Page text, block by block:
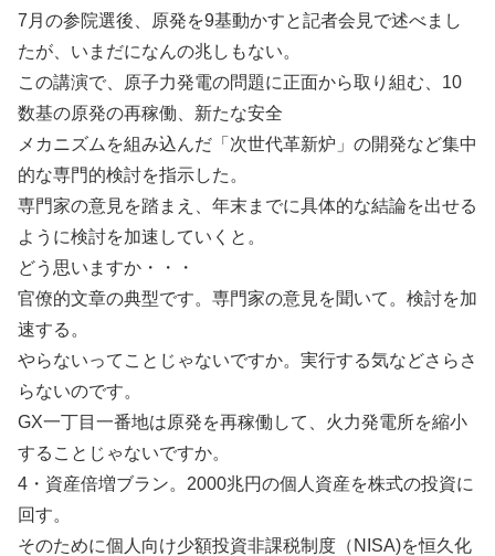
7月の参院選後、原発を9基動かすと記者会見で述べまし
たが、いまだになんの兆しもない。
この講演で、原子力発電の問題に正面から取り組む、10
数基の原発の再稼働、新たな安全
メカニズムを組み込んだ「次世代革新炉」の開発など集中
的な専門的検討を指示した。
専門家の意見を踏まえ、年末までに具体的な結論を出せる
ように検討を加速していくと。
どう思いますか・・・
官僚的文章の典型です。専門家の意見を聞いて。検討を加
速する。
やらないってことじゃないですか。実行する気などさらさ
らないのです。
GX一丁目一番地は原発を再稼働して、火力発電所を縮小
することじゃないですか。
4・資産倍増ブラン。2000兆円の個人資産を株式の投資に
回す。
そのために個人向け少額投資非課税制度（NISA)を恒久化